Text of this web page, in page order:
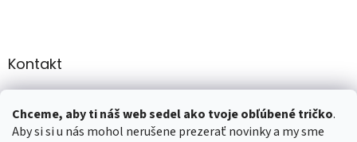
Chceme, aby ti náš web sedel ako tvoje obľúbené tričko.
Aby si si u nás mohol nerušene prezerať novinky a my sme
Kontakt
+421 907947783